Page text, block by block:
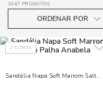
1047 PRODUTOS
2 CORES
Sandália Napa Soft Marrom Salto